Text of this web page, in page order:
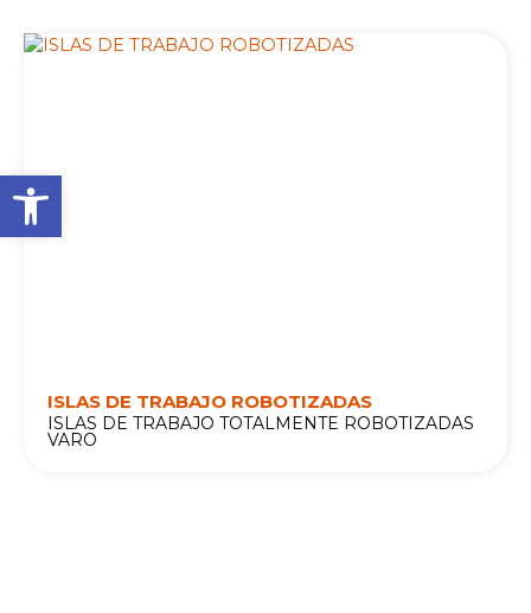
Abrir barra de
ISLAS DE TRABAJO ROBOTIZADAS
ISLAS DE TRABAJO TOTALMENTE ROBOTIZADAS
VARO